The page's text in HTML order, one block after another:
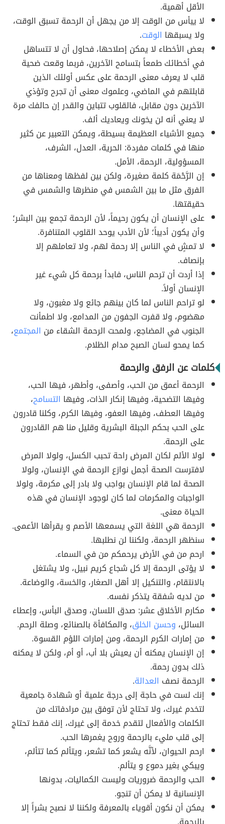
الأقل أهمية.
لا ييأس من الوقت إلا من يجهل أن الرحمة تسبق الوقت،
ولا يسبقها الوقت.
بعض الأخطاء لا يمكن إصلاحها، فحاول أن لا تتساهل
في أخطائك طمعاً بتسامح الآخرين، فربما وقعت ضحية
قلب لا يعرف معنى الرحمة على عكس أولئك الذين
قابلتهم في الماضي، وعلموك معنى أن تجرح وتؤذي
الآخرين دون مقابل، فالقلوب تتباين والقدر إن حالفك مرة
لا يعني أنه لن يخونك ويعاديك ألف.
جميع الأشياء العظيمة بسيطة، ويمكن التعبير عن كثير
منها في كلمات مفردة: الحرية، العدل، الشرف،
المسؤولية، الرحمة، الأمل.
إن الرَّحْمَة كلمة صغيرة، ولكن بين لفظها ومعناها من
الفرق مثل ما بين الشمس في منظرها والشمس في
حقيقتها.
على الإنسان أن يكون رحيماً، لأن الرحمة تجمع بين البشر؛
وأن يكون أديباً؛ لأن الأدب يوحد القلوب المتنافرة.
لا تمشٍ في الناس إلا رحمة لهم، ولا تعاملهم إلا
بإنصاف.
إذا أردت أن ترحم الناس، فابدأ برحمة كل شيء غير
الإنسان أولاً.
لو تراحم الناس لما كان بينهم جائع ولا مغبون، ولا
مهضوم، ولا قفرت الجفون من المدامع، ولا اطمأنت
الجنوب في المضاجع، ولمحت الرحمة الشقاء من المجتمع،
كما يمحو لسان الصبح مدام الظلام.
كلمات عن الرفق والرحمة
الرحمة أعمق من الحب، وأصفى، وأطهر، فيها الحب،
وفيها التضحية، وفيها إنكار الذات، وفيها التسامح،
وفيها العطف، وفيها العفو، وفيها الكرم، وكلنا قادرون
على الحب بحكم الجبلة البشرية وقليل منا هم القادرون
على الرحمة.
لولا الألم لكان المرض راحة تحبب الكسل، ولولا المرض
لافترست الصحة أجمل نوازع الرحمة في الإنسان، ولولا
الصحة لما قام الإنسان بواجب ولا بادر إلى مكرمة، ولولا
الواجبات والمكرمات لما كان لوجود الإنسان في هذه
الحياة معنى.
الرحمة هي اللغة التي يسمعها الأصم و يقرأها الأعمى.
سنظهر الرحمة، ولكننا لن نطلبها.
ارحم من في الأرض يرحمكم من في السماء.
لا يؤتى الرحمة إلا كل شجاع كريم نبيل، ولا يشتغل
بالانتقام، والتنكيل إلا أهل الصغار، والخسة، والوضاعة.
من لديه شفقة يتذكر نفسه.
مكارم الأخلاق عشر: صدق اللسان، وصدق البأس، وإعطاء
السائل، وحسن الخلق، والمكافأة بالصنائع، وصلة الرحم.
من إمارات الكرم الرحمة، ومن إمارات اللؤم القسوة.
إن الإنسان يمكنه أن يعيش بلا أب، أو أم، ولكن لا يمكنه
ذلك بدون رحمة.
الرحمة نصف العدالة.
إنك لست في حاجة إلى درجة علمية أو شهادة جامعية
لتخدم غيرك، ولا تحتاج لأن توفق بين مرادفاتك من
الكلمات والأفعال لتقدم خدمة إلى غيرك، إنك فقط تحتاج
إلى قلب مليء بالرحمة وروح يغمرها الحب.
ارحم الحيوان، لأنَّه يشعر كما تشعر، ويتألم كما تتألم،
ويبكي بغير دموع و يتألم.
الحب والرحمة ضروريات وليست الكماليات، بدونها
الإنسانية لا يمكن أن تنجو.
يمكن أن نكون أقوياء بالمعرفة ولكننا لا نصبح بشراً إلا